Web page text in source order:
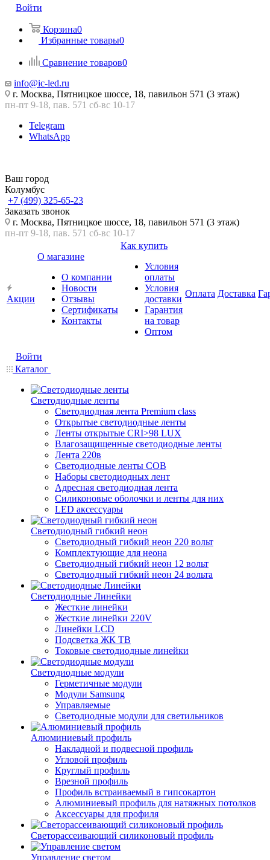
Войти
Корзина0
Избранные товары0
Сравнение товаров0
info@ic-led.ru
г. Москва, Пятницкое шоссе, 18, павильон 571 (3 этаж)
пн-пт 9-18, пав. 571 сб-вс 10-17
Telegram
WhatsApp
Ваш город
Колумбус
+7 (499) 325-65-23
Заказать звонок
г. Москва, Пятницкое шоссе, 18, павильон 571 (3 этаж)
пн-пт 9-18, пав. 571 сб-вс 10-17
Акции
О магазине
О компании
Новости
Отзывы
Сертификаты
Контакты
Как купить
Условия
оплаты
Условия
доставки
Гарантия
на товар
Оптом
Оплата Доставка
Войти
Каталог
Светодиодные ленты
Светодиодная лента Premium class
Открытые светодиодные ленты
Ленты открытые CRI>98 LUX
Влагозащищенные светодиодные ленты
Лента 220в
Светодиодные ленты COB
Наборы светодиодных лент
Адресная светодиодная лента
Силиконовые оболочки и ленты для них
LED аксессуары
Светодиодный гибкий неон
Светодиодный гибкий неон 220 вольт
Комплектующие для неона
Светодиодный гибкий неон 12 вольт
Светодиодный гибкий неон 24 вольта
Светодиодные Линейки
Жесткие линейки
Жесткие линейки 220V
Линейки LCD
Подсветка ЖК ТВ
Токовые светодиодные линейки
Светодиодные модули
Герметичные модули
Модули Samsung
Управляемые
Светодиодные модули для светильников
Алюминиевый профиль
Накладной и подвесной профиль
Угловой профиль
Круглый профиль
Врезной профиль
Профиль встраиваемый в гипсокартон
Алюминиевый профиль для натяжных потолков
Аксессуары для профиля
Светорассеивающий силиконовый профиль
Управление светом